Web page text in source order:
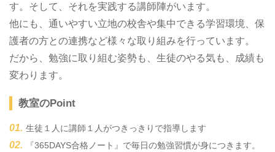
す。そして、それを実践する講師陣がいます。
他にも、通いやすい立地の校舎や集中できる学習環境、保
護者の方との連携など様々な取り組みを行っています。
だから、勉強に取り組む姿勢も、生徒のやる気も、成績も
変わります。
教室のPoint
生徒１人に講師１人がつきっきりで指導します
『365DAYS合格ノート』で毎日の勉強習慣が身につきます。